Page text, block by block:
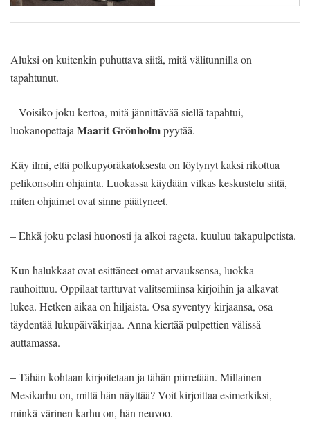
Aluksi on kuitenkin puhuttava siitä, mitä välitunnilla on
tapahtunut.
– Voisiko joku kertoa, mitä jännittävää siellä tapahtui,
luokanopettajaMaarit Grönholmpyytää.
Käy ilmi, että polkupyöräkatoksesta on löytynyt kaksi rikottua
pelikonsolin ohjainta. Luokassa käydään vilkas keskustelu siitä,
miten ohjaimet ovat sinne päätyneet.
– Ehkä joku pelasi huonosti ja alkoi rageta, kuuluu takapulpetista.
Kun halukkaat ovat esittäneet omat arvauksensa, luokka
rauhoittuu. Oppilaat tarttuvat valitsemiinsa kirjoihin ja alkavat
lukea. Hetken aikaa on hiljaista. Osa syventyy kirjaansa, osa
täydentää lukupäiväkirjaa. Anna kiertää pulpettien välissä
auttamassa.
– Tähän kohtaan kirjoitetaan ja tähän piirretään. Millainen
Mesikarhu on, miltä hän näyttää? Voit kirjoittaa esimerkiksi,
minkä värinen karhu on, hän neuvoo.